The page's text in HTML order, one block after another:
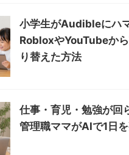
小学生がAudibleにハ
RobloxやYouTubeか
り替えた方法
仕事・育児・勉強が回
管理職ママがAIで1日